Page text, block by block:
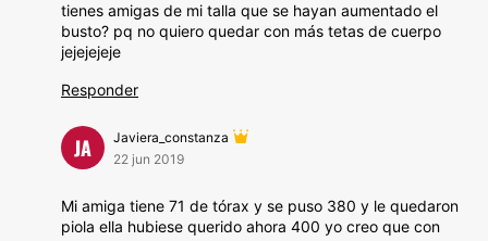
tienes amigas de mi talla que se hayan aumentado el
busto? pq no quiero quedar con más tetas de cuerpo
jejejejeje
Responder
JA
Javiera_constanza
22 jun 2019
Mi amiga tiene 71 de tórax y se puso 380 y le quedaron
piola ella hubiese querido ahora 400 yo creo que con